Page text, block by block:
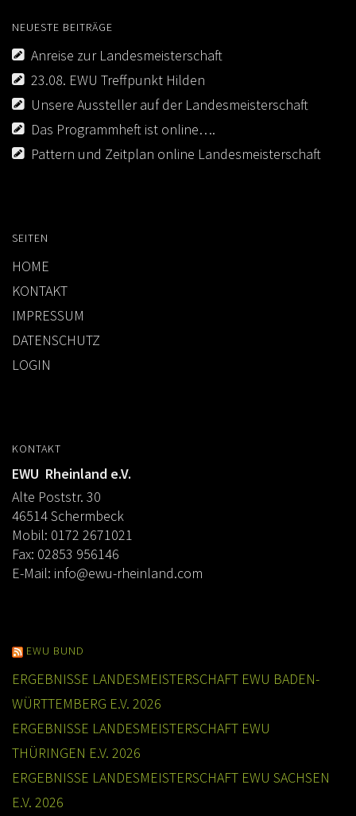
NEUESTE BEITRÄGE
Anreise zur Landesmeisterschaft
23.08. EWU Treffpunkt Hilden
Unsere Aussteller auf der Landesmeisterschaft
Das Programmheft ist online….
Pattern und Zeitplan online Landesmeisterschaft
SEITEN
HOME
KONTAKT
IMPRESSUM
DATENSCHUTZ
LOGIN
KONTAKT
EWU Rheinland e.V.
Alte Poststr. 30
46514 Schermbeck
Mobil: 0172 2671021
Fax: 02853 956146
E-Mail: info@ewu-rheinland.com
EWU BUND
ERGEBNISSE LANDESMEISTERSCHAFT EWU BADEN-
WÜRTTEMBERG E.V. 2026
ERGEBNISSE LANDESMEISTERSCHAFT EWU
THÜRINGEN E.V. 2026
ERGEBNISSE LANDESMEISTERSCHAFT EWU SACHSEN
E.V. 2026